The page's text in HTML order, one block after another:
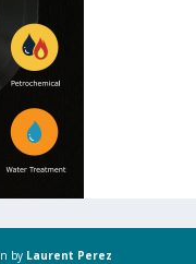
by Laurent Perez